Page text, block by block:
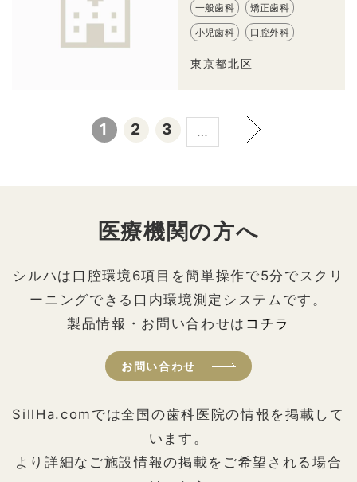
一般歯科 矯正歯科
小児歯科 口腔外科
東京都北区
1 2 3 …
医療機関の方へ
シルハは口腔環境6項目を簡単操作で5分でスクリ
ーニングできる口内環境測定システムです。
製品情報・お問い合わせは コチラ
お問い合わせ
SillHa.comでは全国の歯科医院の情報を掲載して
います。
より詳細なご施設情報の掲載をご希望される場合